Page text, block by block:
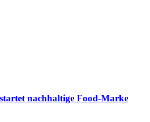
nachhaltige Food-Marke